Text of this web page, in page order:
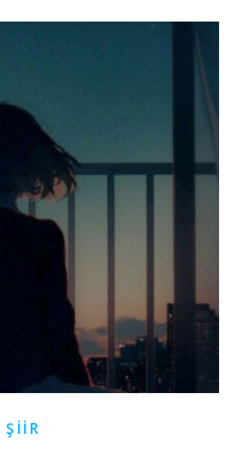
ŞIIR